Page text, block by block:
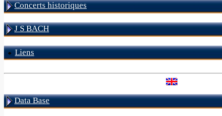
Concerts historiques
J S BACH
Liens
Data Base